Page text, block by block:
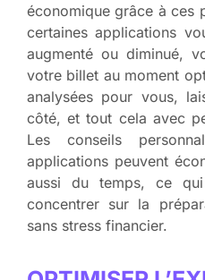
économique grâce à ces
certaines applications
augmenté ou diminué,
votre billet au moment
analysées pour vous,
côté, et tout cela avec
Les conseils
applications peuvent
aussi du temps, ce
concentrer sur la
sans stress financier.